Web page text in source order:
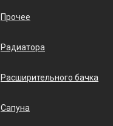
Прочее
Радиатора
Расширительного бачка
Сапуна